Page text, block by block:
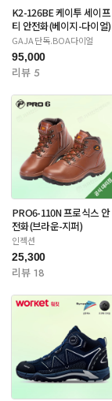
K2-126BE 케이투 세이프
티 안전화(베이지-다이얼)
GAJA 단독.BOA다이얼
95,000
리뷰 5
PRO6-110N 프로식스 안
전화(브라운-지퍼)
인젝션
25,300
리뷰 18